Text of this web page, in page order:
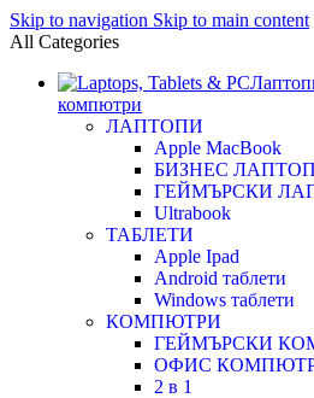
Skip to navigation Skip to main content
All Categories
компютри
ЛАПТОПИ
Apple MacBook
БИЗНЕС
ГЕЙМЪРСКИ
Ultrabook
ТАБЛЕТИ
Apple Ipad
Android таблети
Windows таблети
КОМПЮТРИ
ГЕЙМЪРСКИ
ОФИС
2 в 1